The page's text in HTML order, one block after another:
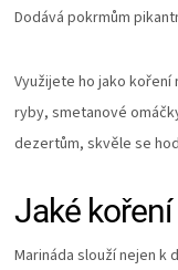
Dodává pokrmům
Využijete ho jako koření
ryby, smetanové
dezertům, skvěle se
Jaké
Marináda slouží nejen k